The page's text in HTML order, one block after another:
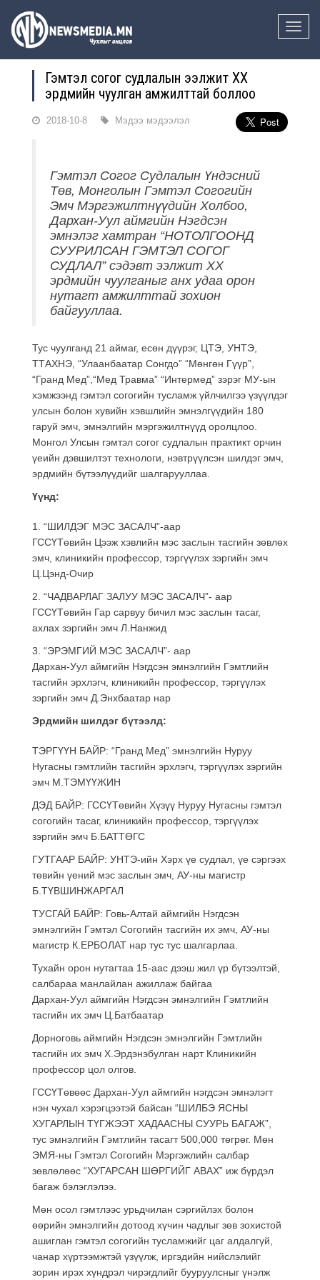
Toggle
Гэмтэл согог судлалын ээлжит ХХ
эрдмийн чуулган амжилттай боллоо
2018-10-8 Мэдээ мэдээлэл
Гэмтэл Согог Судлалын Үндэсний
Төв, Монголын Гэмтэл Согогийн
Эмч Мэргэжилтнүүдийн Холбоо,
Дархан-Уул аймгийн Нэгдсэн
эмнэлэг хамтран “НОТОЛГООНД
СУУРИЛСАН ГЭМТЭЛ СОГОГ
СУДЛАЛ” сэдэвт ээлжит ХХ
эрдмийн чуулганыг анх удаа орон
нутагт амжилттай зохион
байгууллаа.
Тус чуулганд 21 аймаг, есөн дүүрэг, ЦТЭ, УНТЭ,
ТТАХНЭ, “Улаанбаатар Сонгдо” “Мөнгөн Гүүр”,
“Гранд Мед”,“Мед Травма” “Интермед” зэрэг МУ-ын
хэмжээнд гэмтэл согогийн тусламж үйлчилгээ үзүүлдэг
улсын болон хувийн хэвшлийн эмнэлгүүдийн 180
гаруй эмч, эмнэлгийн мэргэжилтнүүд оролцлоо.
Монгол Улсын гэмтэл согог судлалын практикт орчин
үеийн дэвшилтэт технологи, нэвтрүүлсэн шилдэг эмч,
эрдмийн бүтээлүүдийг шалгарууллаа.
Үүнд:
1. “ШИЛДЭГ МЭС ЗАСАЛЧ”-аар
ГССҮТөвийн Цээж хэвлийн мэс заслын тасгийн зөвлөх
эмч, клиникийн профессор, тэргүүлэх зэргийн эмч
Ц.Цэнд-Очир
2. “ЧАДВАРЛАГ ЗАЛУУ МЭС ЗАСАЛЧ”- аар
ГССҮТөвийн Гар сарвуу бичил мэс заслын тасаг,
ахлах зэргийн эмч Л.Нанжид
3. “ЭРЭМГИЙ МЭС ЗАСАЛЧ”- аар
Дархан-Уул аймгийн Нэгдсэн эмнэлгийн Гэмтлийн
тасгийн эрхлэгч, клиникийн профессор, тэргүүлэх
зэргийн эмч Д.Энхбаатар нар
Эрдмийн шилдэг бүтээлд:
ТЭРГҮҮН БАЙР: “Гранд Мед” эмнэлгийн Нуруу
Нугасны гэмтлийн тасгийн эрхлэгч, тэргүүлэх зэргийн
эмч М.ТЭМҮҮЖИН
ДЭД БАЙР: ГССҮТөвийн Хүзүү Нуруу Нугасны гэмтэл
согогийн тасаг, клиникийн профессор, тэргүүлэх
зэргийн эмч Б.БАТТӨГС
ГУТГААР БАЙР: УНТЭ-ийн Хэрх үе судлал, үе сэргээх
төвийн үений мэс заслын эмч, АУ-ны магистр
Б.ТҮВШИНЖАРГАЛ
ТУСГАЙ БАЙР: Говь-Алтай аймгийн Нэгдсэн
эмнэлгийн Гэмтэл Согогийн тасгийн их эмч, АУ-ны
магистр К.ЕРБОЛАТ нар тус тус шалгарлаа.
Тухайн орон нутагтаа 15-аас дээш жил үр бүтээлтэй,
салбараа манлайлан ажиллаж байгаа
Дархан-Уул аймгийн Нэгдсэн эмнэлгийн Гэмтлийн
тасгийн их эмч Ц.Батбаатар
Дорноговь аймгийн Нэгдсэн эмнэлгийн Гэмтлийн
тасгийн их эмч Х.Эрдэнэбулган нарт Клиникийн
профессор цол олгов.
ГССҮТөвөөс Дархан-Уул аймгийн нэгдсэн эмнэлэгт
нэн чухал хэрэгцээтэй байсан “ШИЛБЭ ЯСНЫ
ХУГАРЛЫН ТҮГЖЭЭТ ХАДААСНЫ СУУРЬ БАГАЖ”,
тус эмнэлгийн Гэмтлийн тасагт 500,000 төгрөг. Мөн
ЭМЯ-ны Гэмтэл Согогийн Мэргэжлийн салбар
зөвлөлөөс “ХУГАРСАН ШӨРГИЙГ АВАХ” иж бүрдэл
багаж бэлэглэлээ.
Мөн осол гэмтлээс урьдчилан сэргийлэх болон
өөрийн эмнэлгийн дотоод хүчин чадлыг зөв зохистой
ашиглан гэмтэл согогийн тусламжийг цаг алдалгүй,
чанар хүртээмжтэй үзүүлж, иргэдийн нийслэлийг
зорин ирэх хүндрэл чирэгдлийг бууруулсныг үнэлж